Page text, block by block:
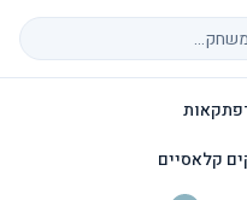
קלאסיים